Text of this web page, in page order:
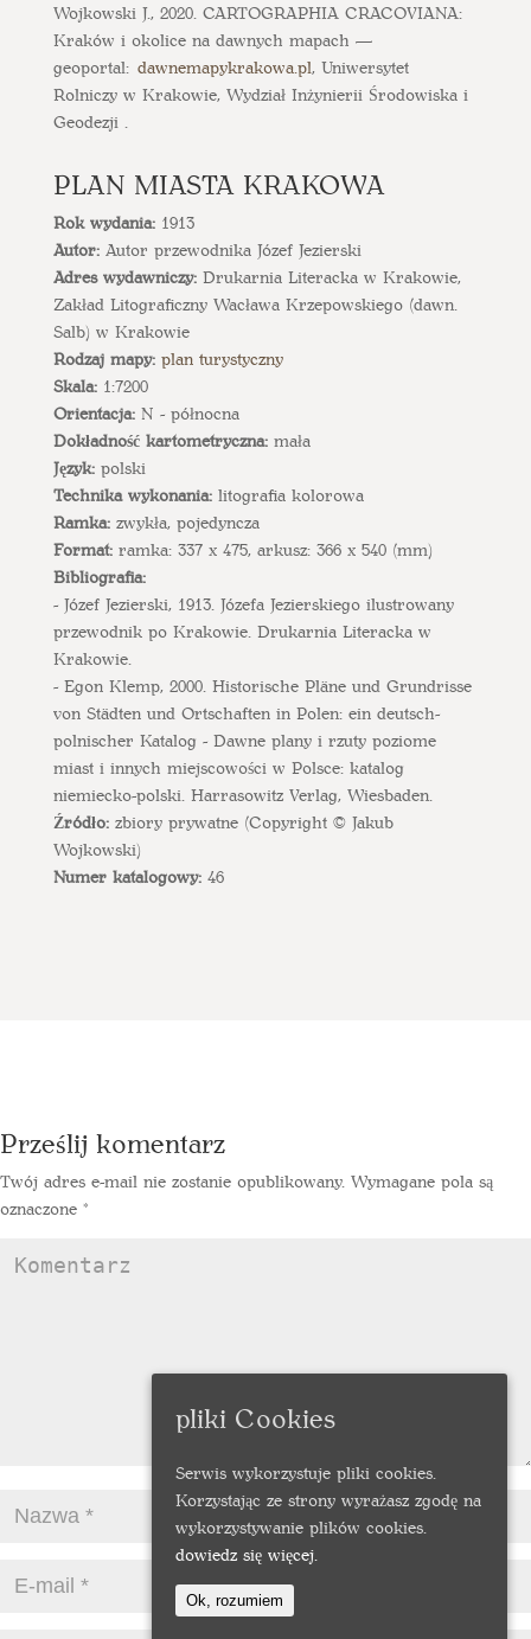
Wojkowski J., 2020. CARTOGRAPHIA CRACOVIANA:
Kraków i okolice na dawnych mapach —
geoportal: dawnemapykrakowa.pl, Uniwersytet
Rolniczy w Krakowie, Wydział Inżynierii Środowiska i
Geodezji .
PLAN MIASTA KRAKOWA
Rok wydania:1913
Autor:Autor przewodnika Józef Jezierski
Adres wydawniczy:Drukarnia Literacka w Krakowie,
Zakład Litograficzny Wacława Krzepowskiego (dawn.
Salb) w Krakowie
Rodzaj mapy: plan turystyczny
Skala:1:7200
Orientacja:N - północna
Dokładność kartometryczna:mała
Język:polski
Technika wykonania:litografia kolorowa
Ramka:zwykła, pojedyncza
Format:ramka: 337 x 475, arkusz: 366 x 540 (mm)
Bibliografia:
- Józef Jezierski, 1913. Józefa Jezierskiego ilustrowany
przewodnik po Krakowie. Drukarnia Literacka w
Krakowie.
- Egon Klemp, 2000. Historische Pläne und Grundrisse
von Städten und Ortschaften in Polen: ein deutsch-
polnischer Katalog - Dawne plany i rzuty poziome
miast i innych miejscowości w Polsce: katalog
niemiecko-polski. Harrasowitz Verlag, Wiesbaden.
Źródło:zbiory prywatne (Copyright © Jakub
Wojkowski)
Numer katalogowy:46
Prześlij komentarz
Twój adres e-mail nie zostanie opublikowany. Wymagane pola są
oznaczone *
pliki Cookies
Serwis wykorzystuje pliki cookies.
Korzystając ze strony wyrażasz zgodę na
wykorzystywanie plików cookies.
dowiedz się więcej.
Ok, rozumiem